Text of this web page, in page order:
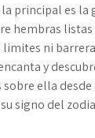
principal es la
hembras listas
ni
y
ella desde
signo del